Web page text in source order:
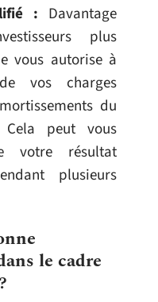
: Davantage
plus
vous autorise à
vos charges
du
peut vous
votre résultat
plusieurs
le cadre